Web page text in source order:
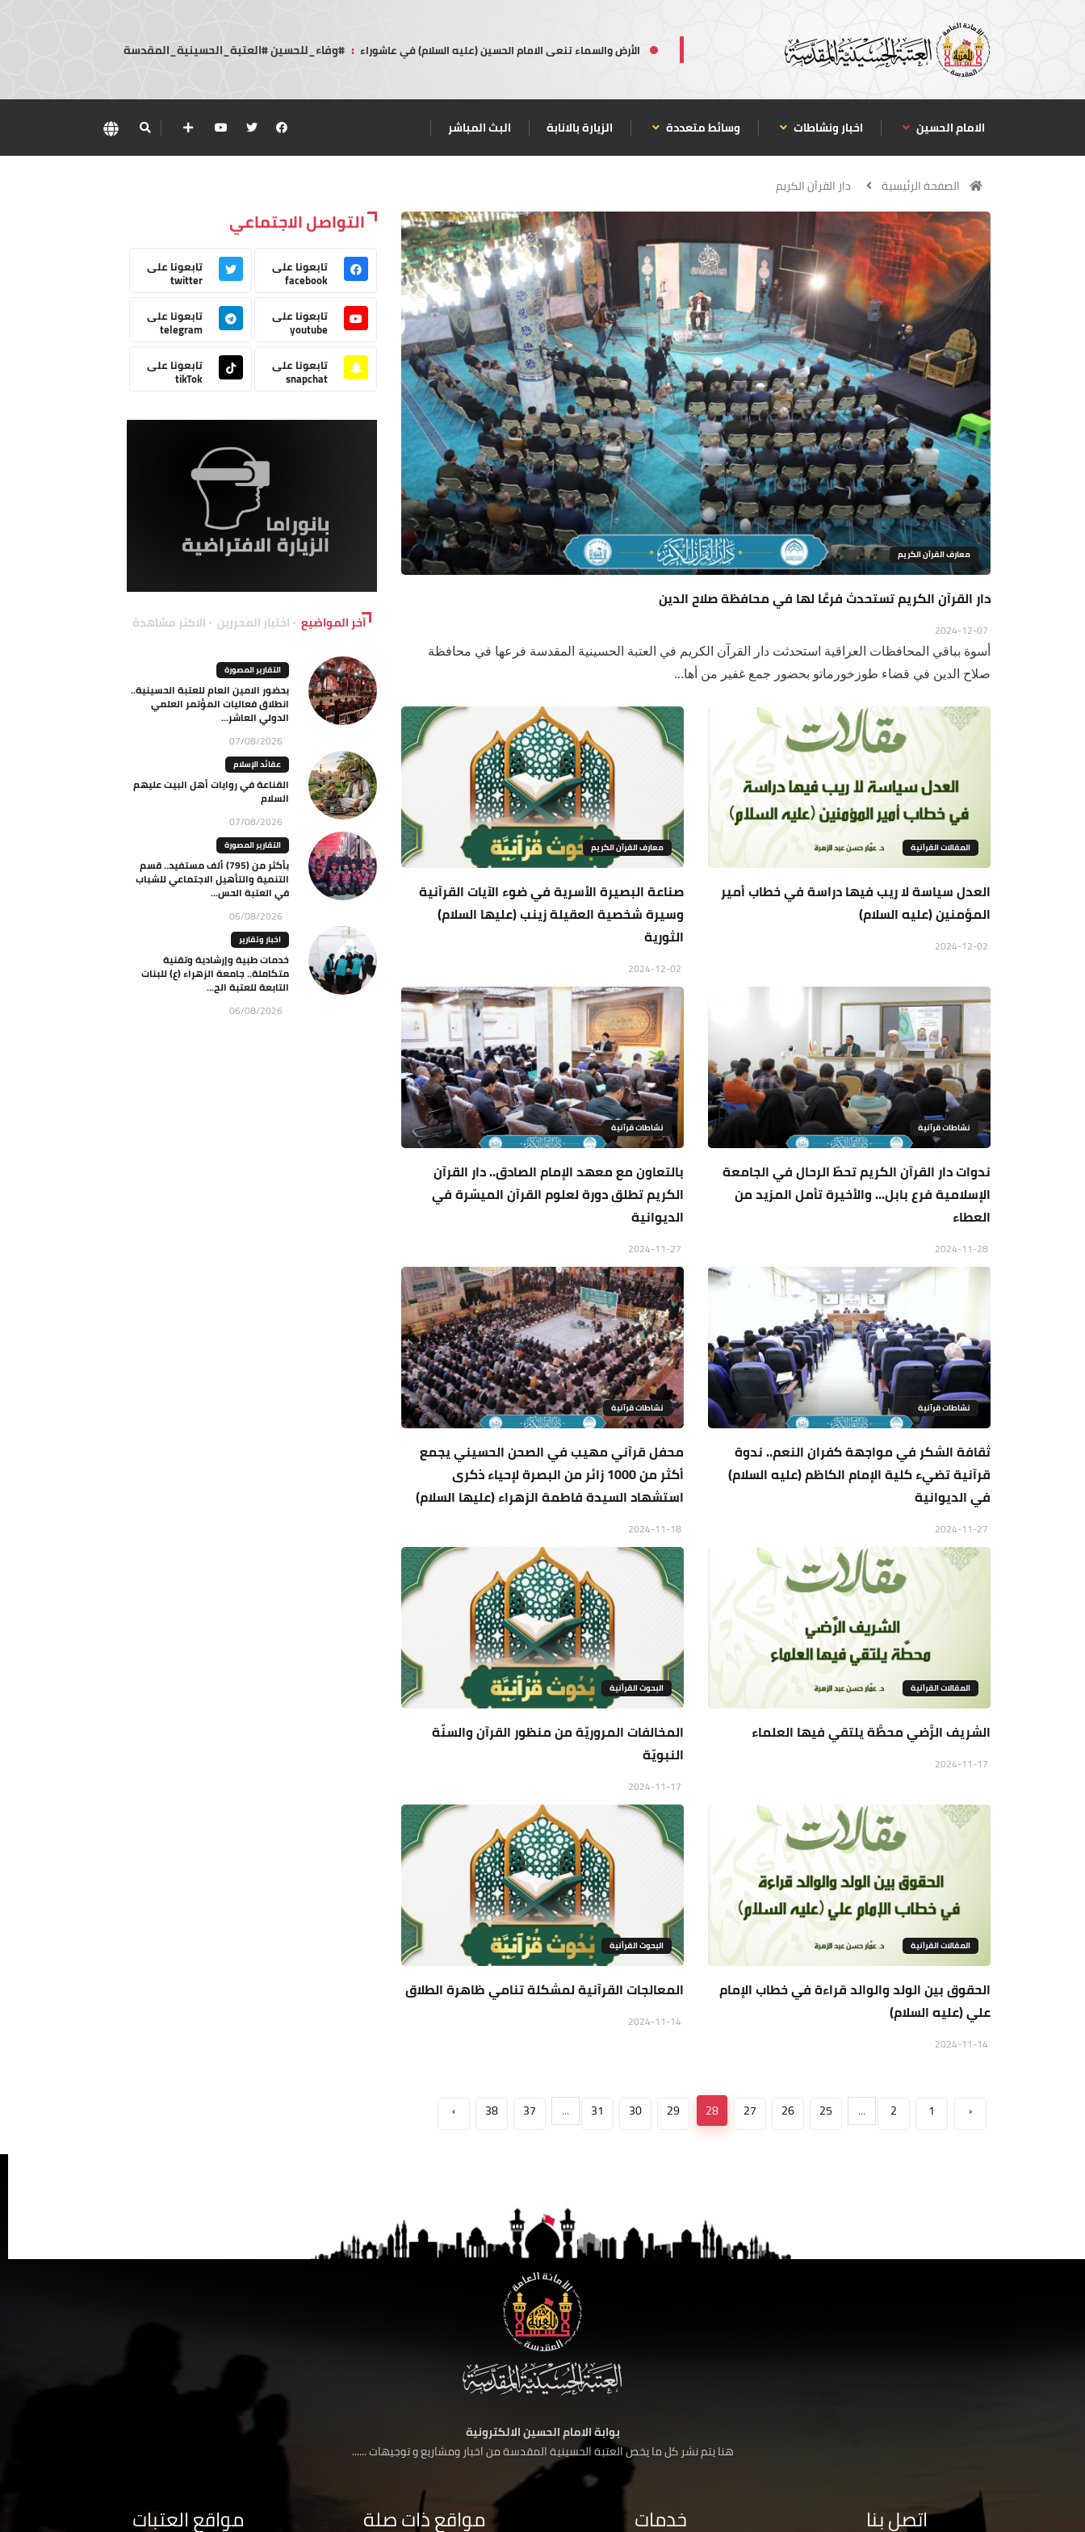
الأرض والسماء تنعى الامام الحسين (عليه السلام) في عاشوراء : #وفاء_للحسين #العتبة_الحسينية_المقدسة
الامام الحسين اخبار ونشاطات وسائط متعددة الزيارة بالانابة البث المباشر
الصفحة الرئيسية دار القرآن الكريم
معارف القرآن الكريم
دار القرآن الكريم تستحدث فرعًا لها في محافظة صلاح الدين
أسوة بباقي المحافظات العراقية استحدثت دار القرآن الكريم في العتبة الحسينية المقدسة فرعها في محافظة
صلاح الدين في قضاء طوزخورماتو بحضور جمع غفير من أها...
المقالات القراَنية
العدل سياسة لا ريب فيها دراسة في خطاب أمير
المؤمنين (عليه السلام)
معارف القرآن الكريم
صناعة البصیرة الأسریة في ضوء الآیات القرآنیة
وسيرة شخصیة العقیلة زینب (عليها السلام)
الثورية
نشاطات قرآنية
ندوات دار القرآن الكريم تحطّ الرحال في الجامعة
الإسلامية فرع بابل... والأخيرة تأمل المزيد من
العطاء
نشاطات قرآنية
بالتعاون مع معهد الإمام الصادق.. دار القرآن
الكريم تطلق دورة لعلوم القرآن الميسّرة في
الديوانية
نشاطات قرآنية
ثقافة الشكر في مواجهة كفران النعم.. ندوة
قرآنية تضيء كلية الإمام الكاظم (عليه السلام)
في الديوانية
نشاطات قرآنية
محفل قرآني مهيب في الصحن الحسيني يجمع
أكثر من 1000 زائر من البصرة لإحياء ذكرى
استشهاد السيدة فاطمة الزهراء (عليها السلام)
المقالات القراَنية
الشريف الرَّضي محطَّة يلتقي فيها العلماء
البحوث القرأنية
المخالفات المروريّة من منظور القرآن والسنّة
النبويّة
المقالات القراَنية
الحقوق بين الولد والوالد قراءة في خطاب الإمام
علي (عليه السلام)
البحوث القرأنية
المعالجات القرآنية لمشكلة تنامي ظاهرة الطلاق
‹
1
2
...
25
26
27
28
29
30
31
...
37
38
›
التواصل الاجتماعي
تابعونا على
facebook
تابعونا على
twitter
تابعونا على
youtube
تابعونا على
telegram
تابعونا على
snapchat
تابعونا على
tikTok
آخر المواضيع اختيار المحررين الاكثر مشاهدة
التقارير المصورة
بحضور الامين العام للعتبة الحسينية..
انطلاق فعاليات المؤتمر العلمي
الدولي العاشر...
07/08/2026
عقائد الإسلام
القناعة في روايات أهل البيت عليهم
السلام
07/08/2026
التقارير المصورة
بأكثر من (795) ألف مستفيد.. قسم
التنمية والتأهيل الاجتماعي للشباب
في العتبة الحس...
06/08/2026
اخبار وتقارير
خدمات طبية وإرشادية وتقنية
متكاملة.. جامعة الزهراء (ع) للبنات
التابعة للعتبة الح...
06/08/2026
بوابة الامام الحسين الالكترونية
هنا يتم نشر كل ما يخص العتبة الحسينية المقدسة من اخبار ومشاريع و توجيهات ......
اتصل بنا خدمات مواقع ذات صلة مواقع العتبات